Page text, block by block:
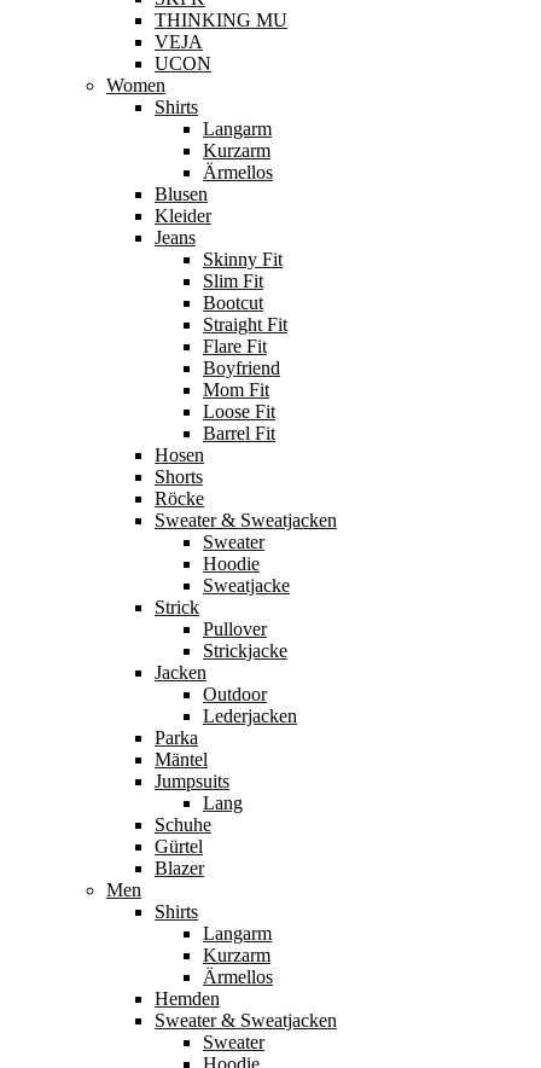
THINKING MU
VEJA
UCON
Women
Shirts
Langarm
Kurzarm
Ärmellos
Blusen
Kleider
Jeans
Skinny Fit
Slim Fit
Bootcut
Straight Fit
Flare Fit
Boyfriend
Mom Fit
Loose Fit
Barrel Fit
Hosen
Shorts
Röcke
Sweater & Sweatjacken
Sweater
Hoodie
Sweatjacke
Strick
Pullover
Strickjacke
Jacken
Outdoor
Lederjacken
Parka
Mäntel
Jumpsuits
Lang
Schuhe
Gürtel
Blazer
Men
Shirts
Langarm
Kurzarm
Ärmellos
Hemden
Sweater & Sweatjacken
Sweater
Hoodie